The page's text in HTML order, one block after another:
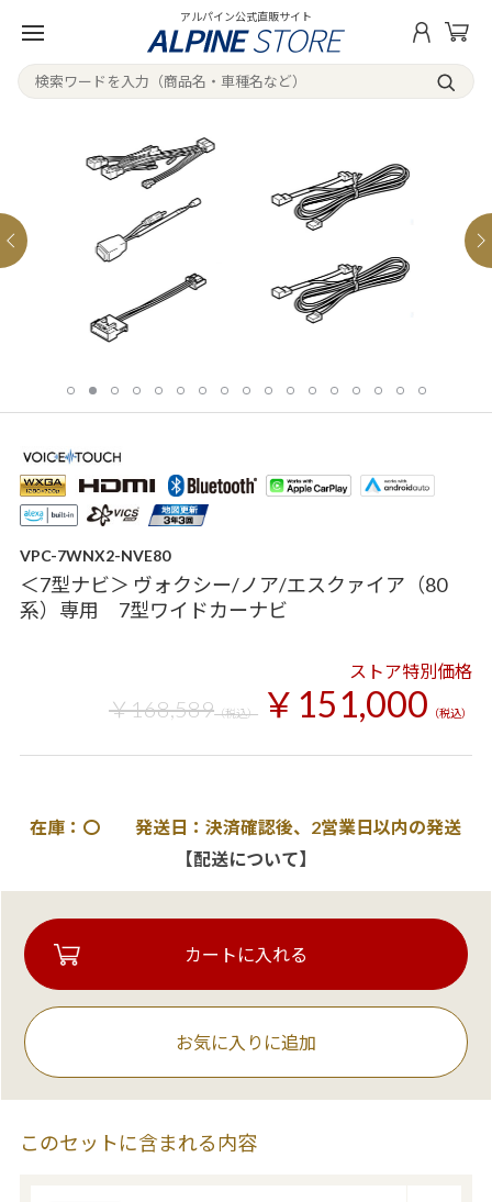
アルパイン公式直販サイト
VPC-7WNX2-NVE80
＜7型ナビ＞ ヴォクシー/ノア/エスクァイア（80
系）専用 7型ワイドカーナビ
ストア特別価格
￥168,589（税込） ￥151,000 （税込）
在庫：〇 発送日：決済確認後、2営業日以内の発送
【配送について】
お気に入りに追加
このセットに含まれる内容